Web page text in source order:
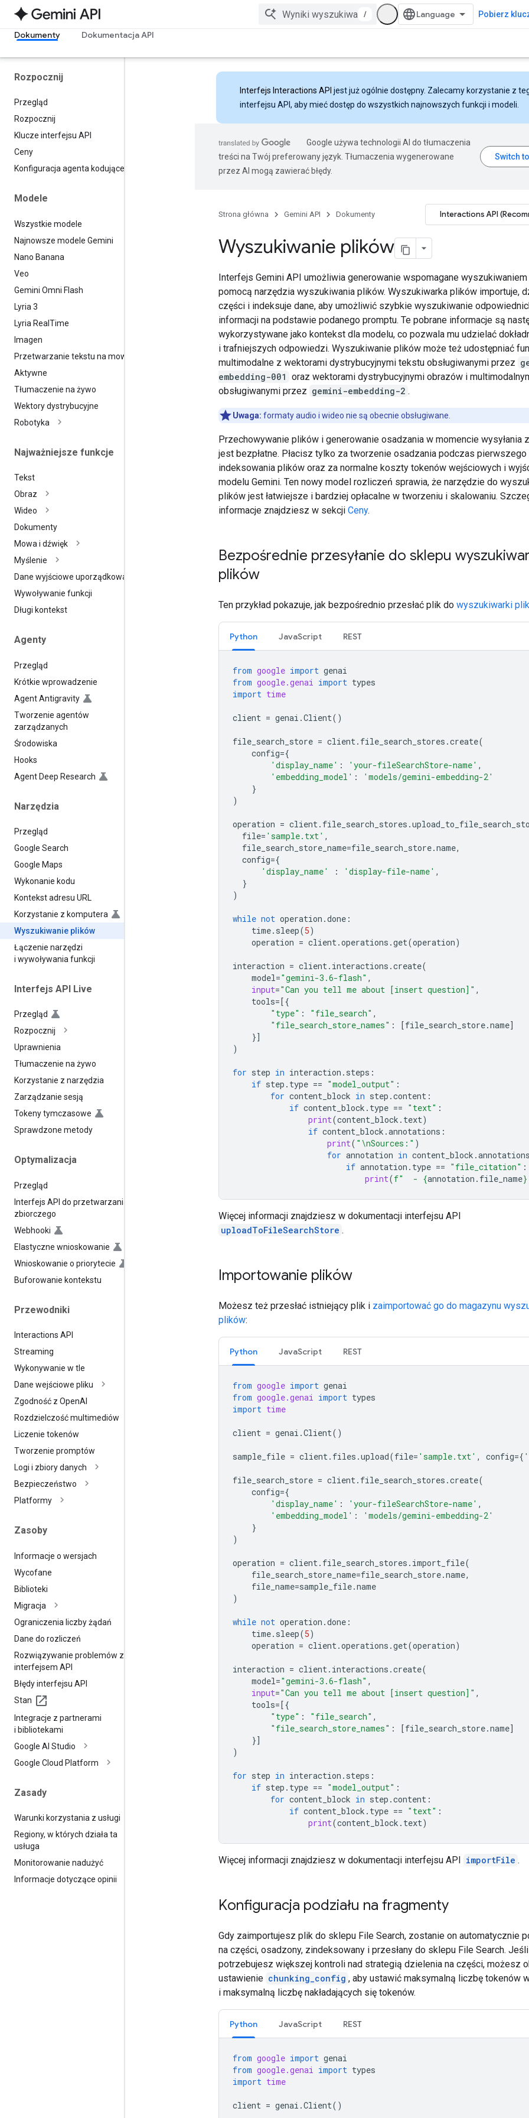
/ Pobierz
Dokumenty Dokumentacja API
Rozpocznij
Przegląd
Rozpocznij
Klucze interfejsu API
Ceny
Konfiguracja agenta kodującego
Modele
Wszystkie modele
Najnowsze modele Gemini
Nano Banana
Veo
Gemini Omni Flash
Lyria 3
Lyria Real Time
Imagen
Przetwarzanie tekstu na mowę
Aktywne
Tłumaczenie na żywo
Wektory dystrybucyjne
Robotyka
Najważniejsze funkcje
Tekst
Obraz
Wideo
Dokumenty
Mowa i dźwięk
Myślenie
Dane wyjściowe uporządkowane
Wywoływanie funkcji
Długi kontekst
Agenty
Przegląd
Krótkie wprowadzenie
Agent Antigravity
Tworzenie agentów
zarządzanych
Środowiska
Hooks
Agent Deep Research
Narzędzia
Przegląd
Google Search
Google Maps
Wykonanie kodu
Kontekst adresu URL
Korzystanie z komputera
Wyszukiwanie plików
Łączenie narzędzi
i wywoływania funkcji
Interfejs API Live
Przegląd
Rozpocznij
Uprawnienia
Tłumaczenie na żywo
Korzystanie z narzędzia
Zarządzanie sesją
Tokeny tymczasowe
Sprawdzone metody
Optymalizacja
Przegląd
Interfejs API do przetwarzania
zbiorczego
Webhooki
Elastyczne wnioskowanie
Wnioskowanie o priorytecie
Buforowanie kontekstu
Przewodniki
Interactions API
Streaming
Wykonywanie w tle
Dane wejściowe pliku
Zgodność z OpenAI
Rozdzielczość multimediów
Liczenie tokenów
Tworzenie promptów
Logi i zbiory danych
Bezpieczeństwo
Platformy
Zasoby
Informacje o wersjach
Wycofane
Biblioteki
Migracja
Ograniczenia liczby żądań
Dane do rozliczeń
Rozwiązywanie problemów z
interfejsem API
Błędy interfejsu API
Stan
Integracje z partnerami
i bibliotekami
Google AI Studio
Google Cloud Platform
Zasady
Warunki korzystania z usługi
Regiony, w których działa ta
usługa
Monitorowanie nadużyć
Informacje dotyczące opinii
Interfejs Interactions API jest już ogólnie dostępny. Zalecamy korzystanie z
interfejsu API, aby mieć dostęp do wszystkich najnowszych funkcji i modeli.
Google używa technologii AI do tłumaczenia
treści na Twój preferowany język. Tłumaczenia wygenerowane
przez AI mogą zawierać błędy.
Strona główna Gemini API Dokumenty Interactions API
Wyszukiwanie plików
Interfejs Gemini API umożliwia generowanie wspomagane wyszukiwaniem
pomocą narzędzia wyszukiwania plików. Wyszukiwarka plików importuje,
części i indeksuje dane, aby umożliwić szybkie wyszukiwanie
informacji na podstawie podanego promptu. Te pobrane informacje są
wykorzystywane jako kontekst dla modelu, co pozwala mu udzielać
i trafniejszych odpowiedzi. Wyszukiwanie plików może też udostępniać
multimodalne z wektorami dystrybucyjnymi tekstu obsługiwanymi przez
embedding-001 oraz wektorami dystrybucyjnymi obrazów i
obsługiwanymi przez gemini-embedding-2 .
Uwaga: formaty audio i wideo nie są obecnie obsługiwane.
Przechowywanie plików i generowanie osadzania w momencie wysyłania
jest bezpłatne. Płacisz tylko za tworzenie osadzania podczas pierwszego
indeksowania plików oraz za normalne koszty tokenów wejściowych i
modelu Gemini. Ten nowy model rozliczeń sprawia, że narzędzie do
plików jest łatwiejsze i bardziej opłacalne w tworzeniu i skalowaniu.
informacje znajdziesz w sekcji Ceny.
Bezpośrednie przesyłanie do sklepu
plików
Ten przykład pokazuje, jak bezpośrednio przesłać plik do wyszukiwarki
Python JavaScript REST
from google import genai
from google.genai import types
import time
client = genai .Client()
file_search_store = client. file_search_stores .create(
config={
'display_name' : 'your-fileSearchStore-name' ,
'embedding_model' :
'models/gemini-embedding-2'
}
)
operation = client. file_search_stores .
file= 'sample.txt' ,
file_search_store_name=file_search_store.name,
config={
'display_name'
: 'display-file-name' ,
}
)
while not operation .done :
time. sleep(5)
operation = client.operations .get(operation)
interaction = client. interactions .create(
model="gemini-3.6-flash" ,
input="Can you tell me about [insert question]" ,
tools=[{
"type" : "file_search" ,
"file_search_store_names" : [file_search_store.name]
}]
)
for step in interaction . steps :
if step . type == "model_output" :
for content_block in step .content :
if content_block . type == "text" :
print(content_block . text)
if content_block .annotations :
print( " \nSources:" )
for annotation in content_block .annotations
if annotation . type == "file_citation" :
print(f"  - {annotation . file_name}
Więcej informacji znajdziesz w dokumentacji interfejsu API
uploadToFileSearchStore .
Importowanie plików
Możesz też przesłać istniejący plik i zaimportować go do magazynu
plików:
Python JavaScript REST
from google import genai
from google.genai import types
import time
client = genai .Client()
sample_file = client. files .upload(file= 'sample.txt' , config={
file_search_store = client. file_search_stores .create(
config={
'display_name' : 'your-fileSearchStore-name' ,
'embedding_model' :
'models/gemini-embedding-2'
}
)
operation = client. file_search_stores . import_file(
file_search_store_name=file_search_store.name,
file_name=sample_file.name
)
while not operation .done :
time. sleep(5)
operation = client.operations .get(operation)
interaction = client. interactions .create(
model="gemini-3.6-flash" ,
input="Can you tell me about [insert question]" ,
tools=[{
"type" : "file_search" ,
"file_search_store_names" : [file_search_store.name]
}]
)
for step in interaction . steps :
if step . type == "model_output" :
for content_block in step .content :
if content_block . type == "text" :
print(content_block . text)
Więcej informacji znajdziesz w dokumentacji interfejsu API importFile .
Konfiguracja podziału na fragmenty
Gdy zaimportujesz plik do sklepu File Search, zostanie on automatycznie
na części, osadzony, zindeksowany i przesłany do sklepu File Search. Jeśli
potrzebujesz większej kontroli nad strategią dzielenia na części, możesz
ustawienie chunking_config , aby ustawić maksymalną liczbę tokenów
i maksymalną liczbę nakładających się tokenów.
Python JavaScript REST
from google import genai
from google.genai import types
import time
client = genai .Client()